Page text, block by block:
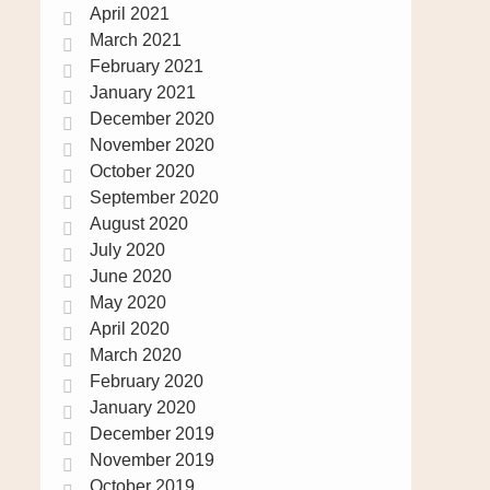
April 2021
March 2021
February 2021
January 2021
December 2020
November 2020
October 2020
September 2020
August 2020
July 2020
June 2020
May 2020
April 2020
March 2020
February 2020
January 2020
December 2019
November 2019